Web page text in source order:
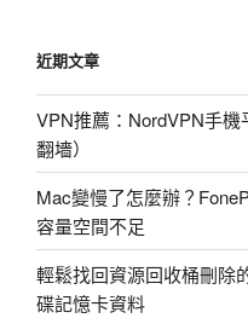
近期文章
VPN推薦：NordVPN手
翻墻）
Mac變慢了怎麼辦？
容量空間不足
輕鬆找回資源回收桶刪除
碟記憶卡資料